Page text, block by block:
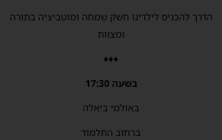
הדרך להכניס לילדינו חשק שמחה ומוטביציה בתורה
ומצוות
♦♦♦
בשעה 17:30
באולמי ביאלה
ברחוב התלמוד